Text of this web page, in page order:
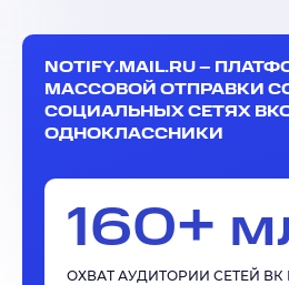
NOTIFY.MAIL.RU –
МАССОВОЙ ОТПРАВКИ
СОЦИАЛЬНЫХ СЕТЯХ
ОДНОКЛАССНИКИ
160+
ОХВАТ АУДИТОРИИ СЕТЕЙ